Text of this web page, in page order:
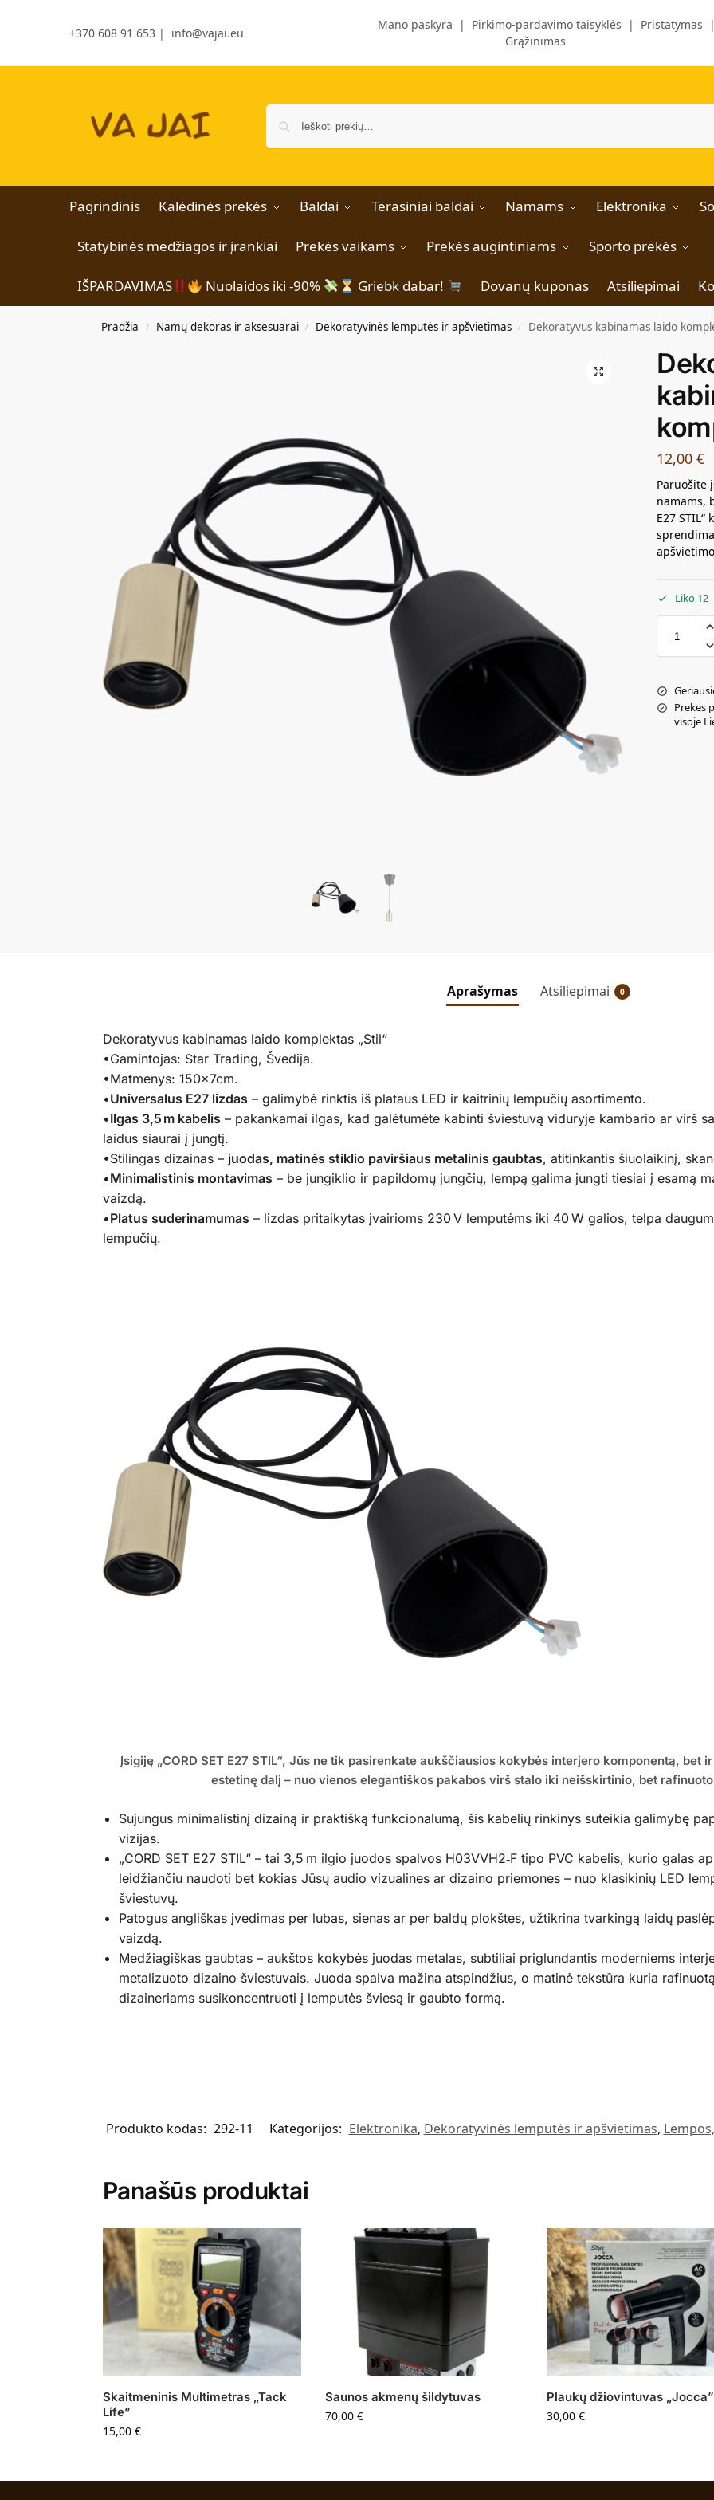
+370 608 91 653 | info@vajai.eu
Mano paskyra | Pirkimo-pardavimo taisyklės | Pristatymas |
Grąžinimas
Pagrindinis Kalėdinės prekės Baldai Terasiniai baldai Namams Elektronika
Statybinės medžiagos ir įrankiai Prekės vaikams Prekės augintiniams Sporto prekės
IŠPARDAVIMAS Nuolaidos iki -90% Griebk dabar! Dovanų kuponas Atsiliepimai
Pradžia / Namų dekoras ir aksesuarai / Dekoratyvinės lemputės ir apšvietimas / Dekoratyvus kabinamas laido
12,00€
Paruošite
namams,
E27
Liko 12
Prekes
visoje
Aprašymas Atsiliepimai 0
Dekoratyvus kabinamas laido komplektas „Stil“
•Gamintojas: Star Trading, Švedija.
•Matmenys: 150x7cm.
•Universalus E27 lizdas – galimybė rinktis iš plataus LED ir kaitrinių lempučių asortimento.
•Ilgas 3,5 m kabelis – pakankamai ilgas, kad galėtumėte kabinti šviestuvą viduryje kambario ar virš
laidus siaurai į jungtį.
•Stilingas dizainas – juodas, matinės stiklio paviršiaus metalinis gaubtas, atitinkantis šiuolaikinį,
•Minimalistinis montavimas – be jungiklio ir papildomų jungčių, lempą galima jungti tiesiai į esamą
vaizdą.
•Platus suderinamumas – lizdas pritaikytas įvairioms 230 V lemputėms iki 40 W galios, telpa
lempučių.
Įsigiję „CORD SET E27 STIL“, Jūs ne tik pasirenkate aukščiausios kokybės interjero komponentą, bet
estetinę dalį – nuo vienos elegantiškos pakabos virš stalo iki neišskirtinio, bet
Sujungus minimalistinį dizainą ir praktišką funkcionalumą, šis kabelių rinkinys suteikia galimybę
vizijas.
„CORD SET E27 STIL“ – tai 3,5 m ilgio juodos spalvos H03VVH2‑F tipo PVC kabelis, kurio galas
leidžiančiu naudoti bet kokias Jūsų audio vizualines ar dizaino priemones – nuo klasikinių LED
šviestuvų.
Patogus angliškas įvedimas per lubas, sienas ar per baldų plokštes, užtikrina tvarkingą laidų
vaizdą.
Medžiagiškas gaubtas – aukštos kokybės juodas metalas, subtiliai priglundantis moderniems
metalizuoto dizaino šviestuvais. Juoda spalva mažina atspindžius, o matinė tekstūra kuria
dizaineriams susikoncentruoti į lemputės šviesą ir gaubto formą.
Produkto kodas: 292-11 Kategorijos: Elektronika, Dekoratyvinės lemputės ir apšvietimas,
Panašūs produktai
Skaitmeninis Multimetras „Tack
Life”
15,00 €
Saunos akmenų šildytuvas
70,00 €
Plaukų džiovintuvas „Jocca”
30,00€